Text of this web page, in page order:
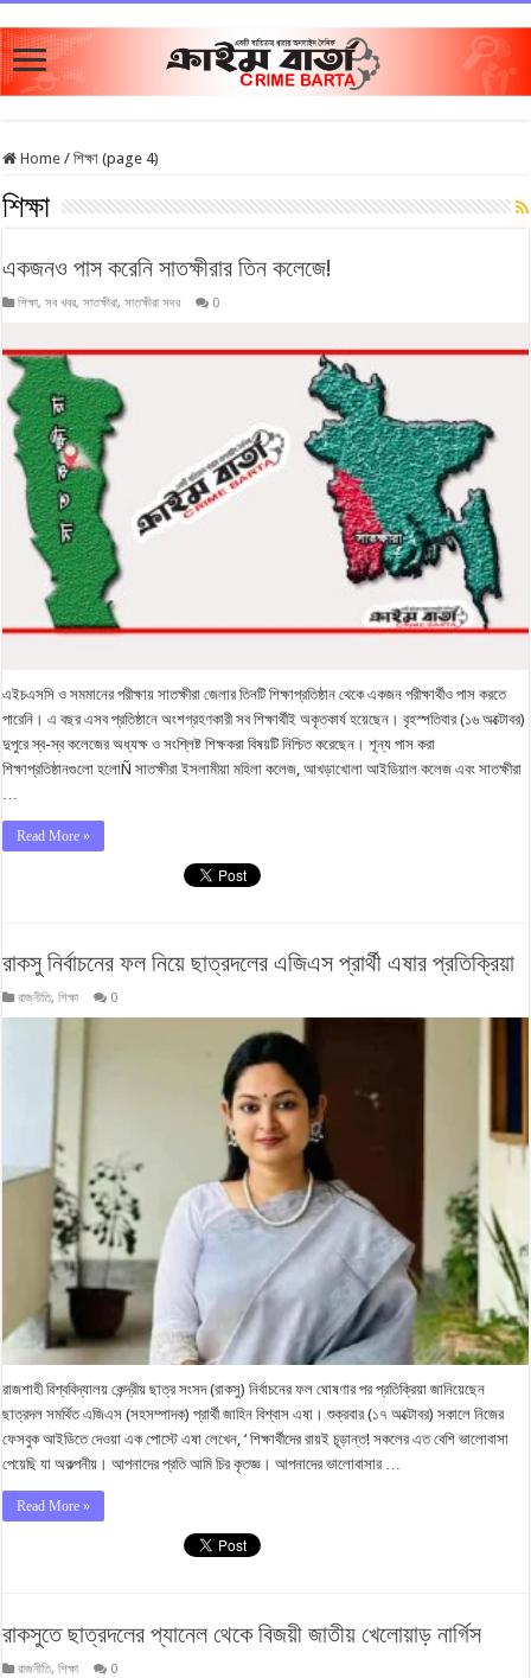
Home / শিক্ষা (page 4)
শিক্ষা
একজনও পাস করেনি সাতক্ষীরার তিন কলেজে!
শিক্ষা,সব খবর,সাতক্ষীরা,সাতক্ষীরা সদর 0
এইচএসসি ও সমমানের পরীক্ষায় সাতক্ষীরা জেলার তিনটি শিক্ষাপ্রতিষ্ঠান থেকে একজন পরীক্ষার্থীও পাস করতে
পারেনি। এ বছর এসব প্রতিষ্ঠানে অংশগ্রহণকারী সব শিক্ষার্থীই অকৃতকার্য হয়েছেন। বৃহস্পতিবার (১৬ অক্টোবর)
দুপুরে স্ব-স্ব কলেজের অধ্যক্ষ ও সংশ্লিষ্ট শিক্ষকরা বিষয়টি নিশ্চিত করেছেন। শূন্য পাস করা
শিক্ষাপ্রতিষ্ঠানগুলো হলোÑ সাতক্ষীরা ইসলামীয়া মহিলা কলেজ, আখড়াখোলা আইডিয়াল কলেজ এবং সাতক্ষীরা
…
Read More »
রাকসু নির্বাচনের ফল নিয়ে ছাত্রদলের এজিএস প্রার্থী এষার প্রতিক্রিয়া
রাজনীতি,শিক্ষা 0
রাজশাহী বিশ্ববিদ্যালয় কেন্দ্রীয় ছাত্র সংসদ (রাকসু) নির্বাচনের ফল ঘোষণার পর প্রতিক্রিয়া জানিয়েছেন
ছাত্রদল সমর্থিত এজিএস (সহসম্পাদক) প্রার্থী জাহিন বিশ্বাস এষা। শুক্রবার (১৭ অক্টোবর) সকালে নিজের
ফেসবুক আইডিতে দেওয়া এক পোস্টে এষা লেখেন, ‘ শিক্ষার্থীদের রায়ই চূড়ান্ত! সকলের এত বেশি ভালোবাসা
পেয়েছি যা অকল্পনীয়। আপনাদের প্রতি আমি চির কৃতজ্ঞ। আপনাদের ভালোবাসার …
Read More »
রাকসুতে ছাত্রদলের প্যানেল থেকে বিজয়ী জাতীয় খেলোয়াড় নার্গিস
রাজনীতি,শিক্ষা 0